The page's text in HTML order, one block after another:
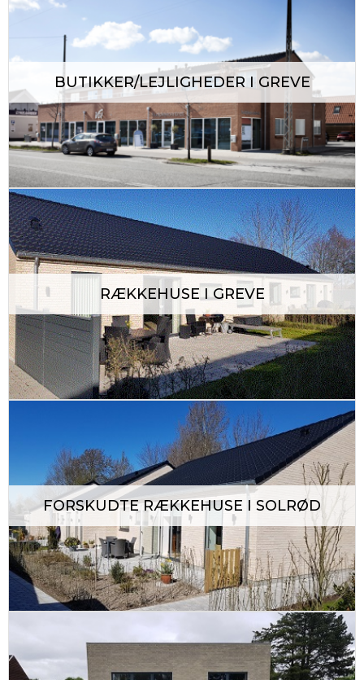
unikahuse.dk
All rights reserved.
BUTIKKER/LEJLIGHEDER I GREVE
RÆKKEHUSE I GREVE
FORSKUDTE RÆKKEHUSE I SOLRØD